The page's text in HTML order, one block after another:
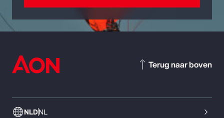
NLDNL
Terug naar boven